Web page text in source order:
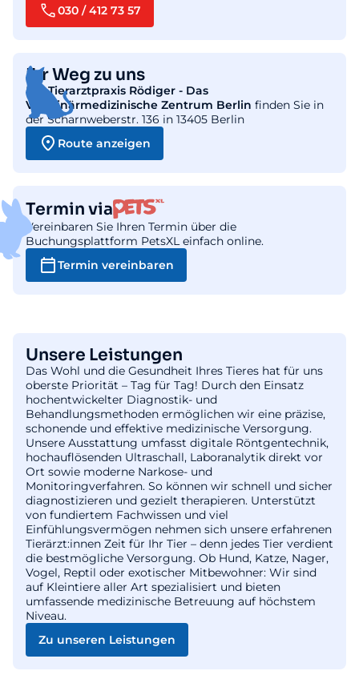
030 / 412 73 57
Ihr Weg zu uns
DieTierarztpraxis Rödiger - Das
Veterinärmedizinische Zentrum Berlin finden Sie in
der Scharnweberstr. 136 in 13405 Berlin
Route anzeigen
Termin via
Vereinbaren Sie Ihren Termin über die
Buchungsplattform PetsXL einfach online.
Termin vereinbaren
Unsere Leistungen
Das Wohl und die Gesundheit Ihres Tieres hat für uns
oberste Priorität – Tag für Tag! Durch den Einsatz
hochentwickelter Diagnostik- und
Behandlungsmethoden ermöglichen wir eine präzise,
schonende und effektive medizinische Versorgung.
Unsere Ausstattung umfasst digitale Röntgentechnik,
hochauflösenden Ultraschall, Laboranalytik direkt vor
Ort sowie moderne Narkose- und
Monitoringverfahren. So können wir schnell und sicher
diagnostizieren und gezielt therapieren. Unterstützt
von fundiertem Fachwissen und viel
Einfühlungsvermögen nehmen sich unsere erfahrenen
Tierärzt:innen Zeit für Ihr Tier – denn jedes Tier verdient
die bestmögliche Versorgung. Ob Hund, Katze, Nager,
Vogel, Reptil oder exotischer Mitbewohner: Wir sind
auf Kleintiere aller Art spezialisiert und bieten
umfassende medizinische Betreuung auf höchstem
Niveau.
Zu unseren Leistungen